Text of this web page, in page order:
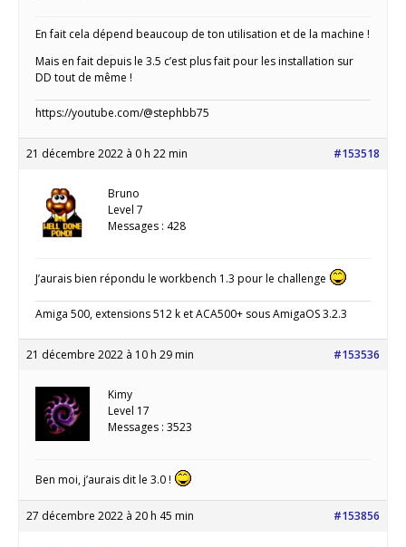
En fait cela dépend beaucoup de ton utilisation et de la machine !
Mais en fait depuis le 3.5 c’est plus fait pour les installation sur
DD tout de même !
https://youtube.com/@stephbb75
21 décembre 2022 à 0 h 22 min #153518
Bruno
Level 7
Messages : 428
J’aurais bien répondu le workbench 1.3 pour le challenge
Amiga 500, extensions 512 k et ACA500+ sous AmigaOS 3.2.3
21 décembre 2022 à 10 h 29 min #153536
Kimy
Level 17
Messages : 3523
Ben moi, j’aurais dit le 3.0 !
27 décembre 2022 à 20 h 45 min #153856